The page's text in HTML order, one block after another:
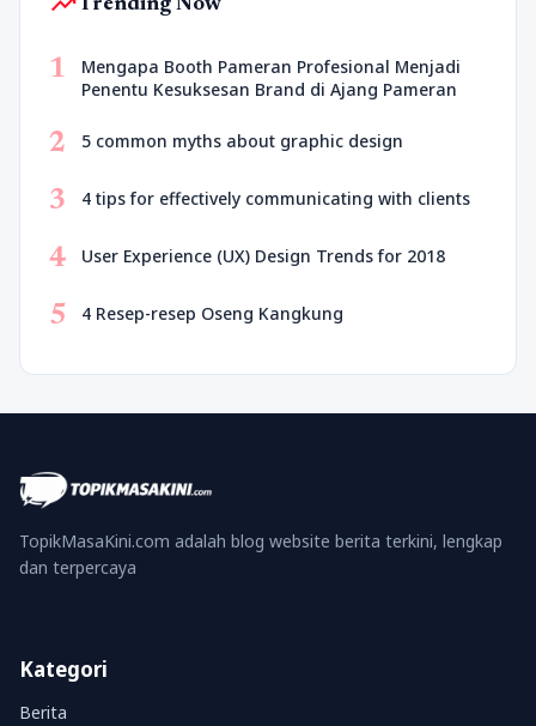
Trending Now
1
Mengapa Booth Pameran Profesional Menjadi
Penentu Kesuksesan Brand di Ajang Pameran
2 5 common myths about graphic design
3 4 tips for effectively communicating with clients
4 User Experience (UX) Design Trends for 2018
5 4 Resep-resep Oseng Kangkung
TopikMasaKini.com adalah blog website berita terkini, lengkap
dan terpercaya
Kategori
Berita